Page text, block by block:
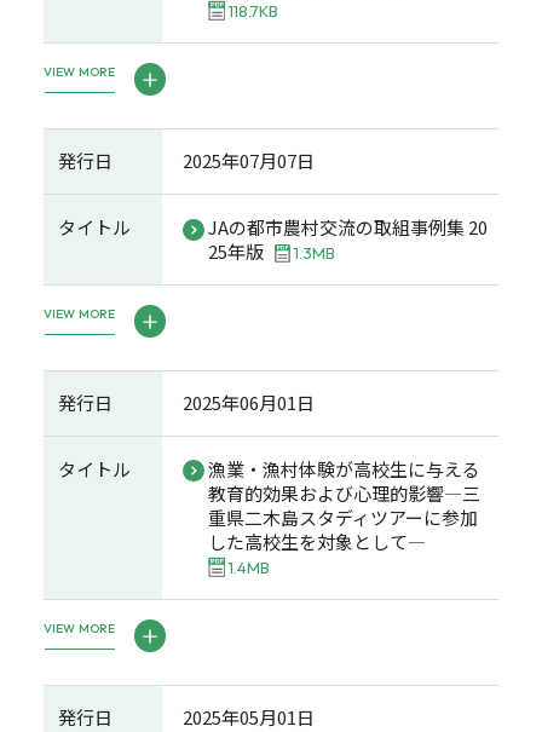
118.7KB
VIEW MORE
発行日 2025年07月07日
タイトル
JAの都市農村交流の取組事例集 20
25年版
1.3MB
VIEW MORE
発行日 2025年06月01日
タイトル
漁業・漁村体験が高校生に与える
教育的効果および心理的影響―三
重県二木島スタディツアーに参加
した高校生を対象として―
1.4MB
VIEW MORE
発行日 2025年05月01日